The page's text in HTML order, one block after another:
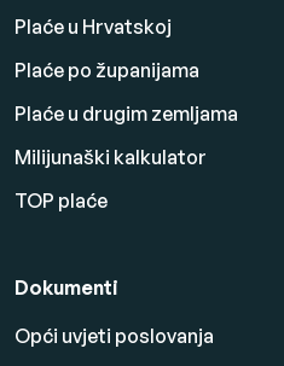
Plaće u Hrvatskoj
Plaće po županijama
Plaće u drugim zemljama
Milijunaški kalkulator
TOP plaće
Dokumenti
Opći uvjeti poslovanja